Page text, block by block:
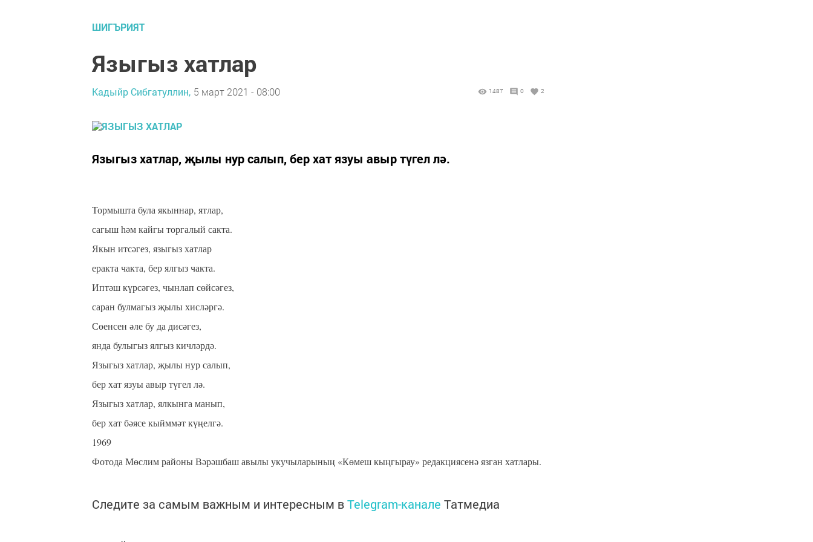
ШИГЪРИЯТ
Языгыз хатлар
Кадыйр Сибгатуллин, 5 март 2021 - 08:00 1487 0 2
Языгыз хатлар, җылы нур салып, бер хат язуы авыр түгел лә.
Тормышта була якыннар, ятлар,
сагыш һәм кайгы торгалый сакта.
Якын итсәгез, языгыз хатлар
еракта чакта, бер ялгыз чакта.
Иптәш күрсәгез, чынлап сөйсәгез,
саран булмагыз җылы хисләргә.
Сөенсен әле бу да дисәгез,
янда булыгыз ялгыз кичләрдә.
Языгыз хатлар, җылы нур салып,
бер хат язуы авыр түгел лә.
Языгыз хатлар, ялкынга манып,
бер хат бәясе кыйммәт күңелгә.
1969
Фотода Мөслим районы Вәрәшбаш авылы укучыларының «Көмеш кыңгырау» редакциясенә язган хатлары.
Следите за самым важным и интересным вTelegram-канале Татмедиа